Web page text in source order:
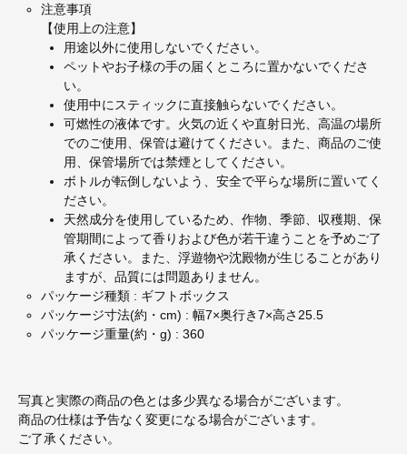
注意事項
【使用上の注意】
用途以外に使用しないでください。
ペットやお子様の手の届くところに置かないでくださ
い。
使用中にスティックに直接触らないでください。
可燃性の液体です。火気の近くや直射日光、高温の場所
でのご使用、保管は避けてください。また、商品のご使
用、保管場所では禁煙としてください。
ボトルが転倒しないよう、安全で平らな場所に置いてく
ださい。
天然成分を使用しているため、作物、季節、収穫期、保
管期間によって香りおよび色が若干違うことを予めご了
承ください。また、浮遊物や沈殿物が生じることがあり
ますが、品質には問題ありません。
パッケージ種類 : ギフトボックス
パッケージ寸法(約・cm) : 幅7×奥行き7×高さ25.5
パッケージ重量(約・g) : 360
写真と実際の商品の色とは多少異なる場合がございます。
商品の仕様は予告なく変更になる場合がございます。
ご了承ください。